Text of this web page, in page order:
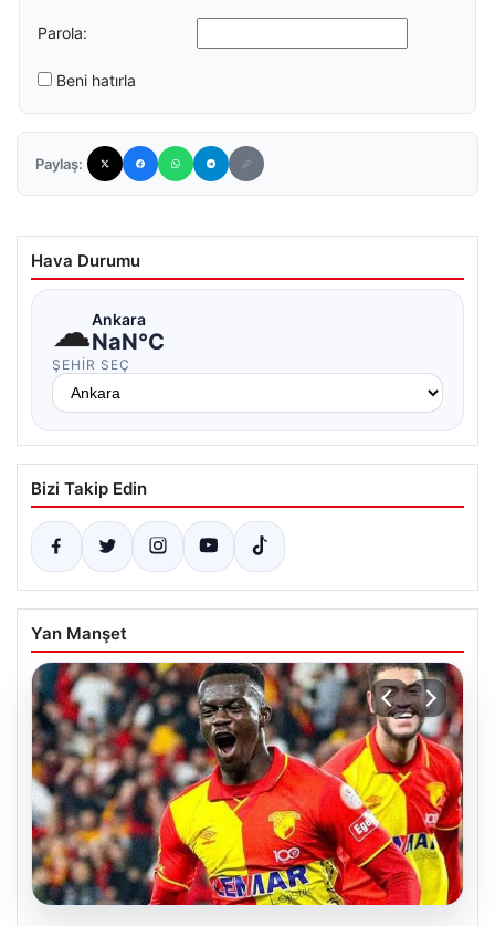
Parola:
Beni hatırla
Paylaş:
Hava Durumu
☁Ankara
NaN°C
ŞEHIR SEÇ
Bizi Takip Edin
Yan Manşet